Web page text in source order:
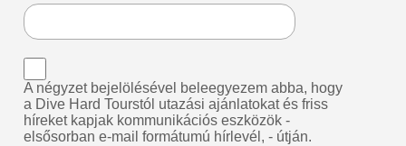
A négyzet bejelölésével beleegyezem abba, hogy
a Dive Hard Tourstól utazási ajánlatokat és friss
híreket kapjak kommunikációs eszközök -
elsősorban e-mail formátumú hírlevél, - útján.